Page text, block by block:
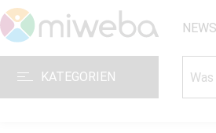
KATEGORIEN